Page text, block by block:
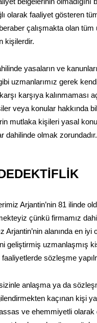
olarak faaliyet gösteren
çalışmakta olan tüm
kişilerdir.
yasaların ve
uzmanlarımız gerek
karşıya
veya konular hakkında
mutlaka kişileri yasal
dahilinde olmak
Arjantin’nin 81 ilinde
çünkü firmamız
alanında en
geliştirmiş uzmanlaşmış
sözleşme
anlaşma ya da
kaçınan
ve ehemmiyetli